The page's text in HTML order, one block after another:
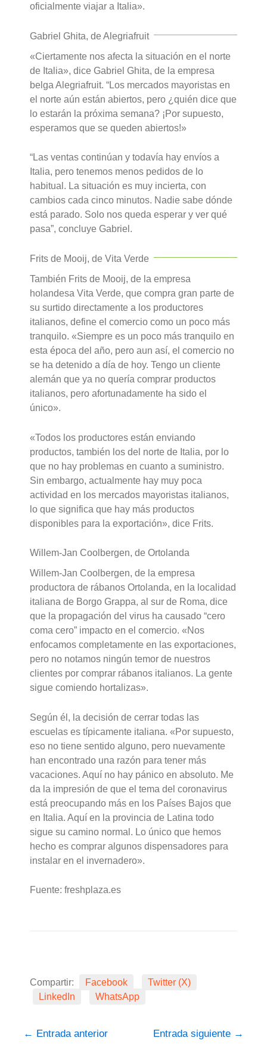
oficialmente viajar a Italia».
Gabriel Ghita, de Alegriafruit
«Ciertamente nos afecta la situación en el norte
de Italia», dice Gabriel Ghita, de la empresa
belga Alegriafruit. “Los mercados mayoristas en
el norte aún están abiertos, pero ¿quién dice que
lo estarán la próxima semana? ¡Por supuesto,
esperamos que se queden abiertos!»
“Las ventas continúan y todavía hay envíos a
Italia, pero tenemos menos pedidos de lo
habitual. La situación es muy incierta, con
cambios cada cinco minutos. Nadie sabe dónde
está parado. Solo nos queda esperar y ver qué
pasa”, concluye Gabriel.
Frits de Mooij, de Vita Verde
También Frits de Mooij, de la empresa
holandesa Vita Verde, que compra gran parte de
su surtido directamente a los productores
italianos, define el comercio como un poco más
tranquilo. «Siempre es un poco más tranquilo en
esta época del año, pero aun así, el comercio no
se ha detenido a día de hoy. Tengo un cliente
alemán que ya no quería comprar productos
italianos, pero afortunadamente ha sido el
único».
«Todos los productores están enviando
productos, también los del norte de Italia, por lo
que no hay problemas en cuanto a suministro.
Sin embargo, actualmente hay muy poca
actividad en los mercados mayoristas italianos,
lo que significa que hay más productos
disponibles para la exportación», dice Frits.
Willem-Jan Coolbergen, de Ortolanda
Willem-Jan Coolbergen, de la empresa
productora de rábanos Ortolanda, en la localidad
italiana de Borgo Grappa, al sur de Roma, dice
que la propagación del virus ha causado “cero
coma cero” impacto en el comercio. «Nos
enfocamos completamente en las exportaciones,
pero no notamos ningún temor de nuestros
clientes por comprar rábanos italianos. La gente
sigue comiendo hortalizas».
Según él, la decisión de cerrar todas las
escuelas es típicamente italiana. «Por supuesto,
eso no tiene sentido alguno, pero nuevamente
han encontrado una razón para tener más
vacaciones. Aquí no hay pánico en absoluto. Me
da la impresión de que el tema del coronavirus
está preocupando más en los Países Bajos que
en Italia. Aquí en la provincia de Latina todo
sigue su camino normal. Lo único que hemos
hecho es comprar algunos dispensadores para
instalar en el invernadero».
Fuente: freshplaza.es
Compartir: Facebook
Twitter (X)
LinkedIn
WhatsApp
← Entrada anterior Entrada siguiente →